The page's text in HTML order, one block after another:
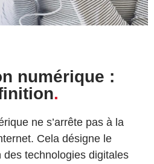
numérique :
.
ne s’arrête pas à la
Cela désigne le
des technologies digitales